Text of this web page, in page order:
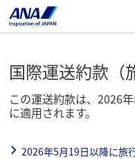
国際運送約款（
この運送約款は、2026
に適用されます。
2026年5月19日以降に旅